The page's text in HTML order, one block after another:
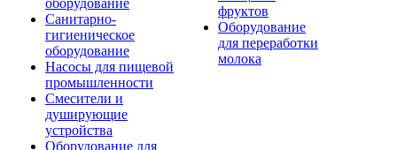
оборудование
Санитарно-
гигиеническое
оборудование
Насосы для пищевой
промышленности
Смесители и
душирующие
устройства
Оборудование для
фруктов
Оборудование
для переработки
молока